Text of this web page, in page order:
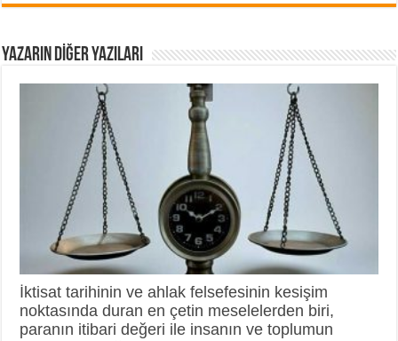
YAZARIN DIĞER YAZILARI
İktisat tarihinin ve ahlak felsefesinin kesişim
noktasında duran en çetin meselelerden biri,
paranın itibari değeri ile insanın ve toplumun